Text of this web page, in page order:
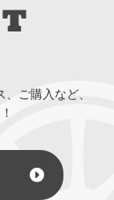
ご購入など、